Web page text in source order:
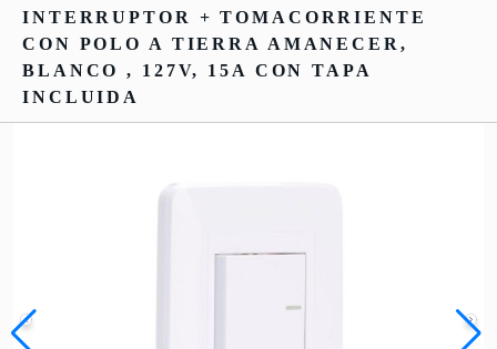
INTERRUPTOR + TOMACORRIENTE
CON POLO A TIERRA AMANECER,
BLANCO , 127V, 15A CON TAPA
INCLUIDA